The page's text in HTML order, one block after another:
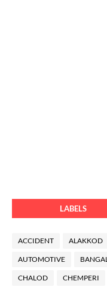
LABELS
ACCIDENT ALAKKOD
AUTOMOTIVE
CHALOD CHEMPERI